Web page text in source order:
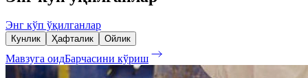
Энг кўп ўқилганлар
Кунлик Ҳафталик Ойлик
Мавзуга оидБарчасини кўриш